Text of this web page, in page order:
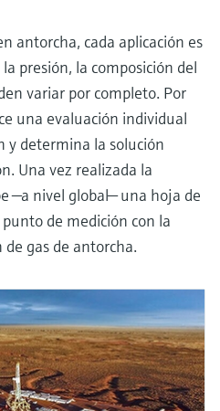
antorcha, cada aplicación es
presión, la composición del
variar por completo. Por
una evaluación individual
y determina la solución
Una vez realizada la
—a nivel global— una hoja de
de medición con la
gas de antorcha.